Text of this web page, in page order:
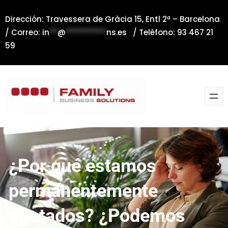
al
contenido
Dirección: Travessera de Gràcia 15, Entl 2ª – Barcelona
/ Correo: in**@**********ns.es / Teléfono: 93 467 21
59
¿Por qué estamos
permanentemente
agotados? ¿Podemos